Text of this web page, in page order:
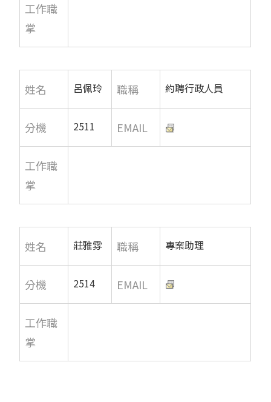
工作職
掌
姓名 呂佩玲 職稱 約聘行政人員
分機 2511 EMAIL
工作職
掌
姓名 莊雅雰 職稱 專案助理
分機 2514 EMAIL
工作職
掌